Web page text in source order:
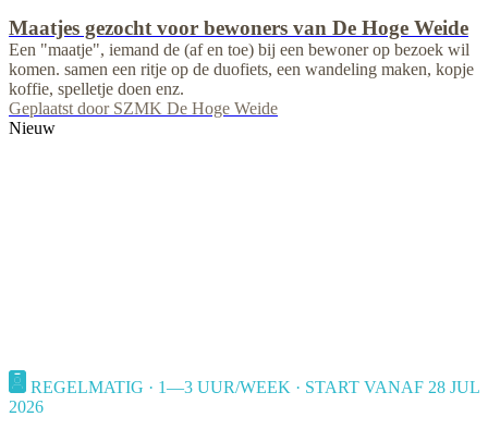
Maatjes gezocht voor bewoners van De Hoge Weide
Een "maatje", iemand de (af en toe) bij een bewoner op bezoek wil
komen. samen een ritje op de duofiets, een wandeling maken, kopje
koffie, spelletje doen enz.
Geplaatst door SZMK De Hoge Weide
Nieuw
REGELMATIG · 1—3 UUR/WEEK · START VANAF 28 JUL
2026